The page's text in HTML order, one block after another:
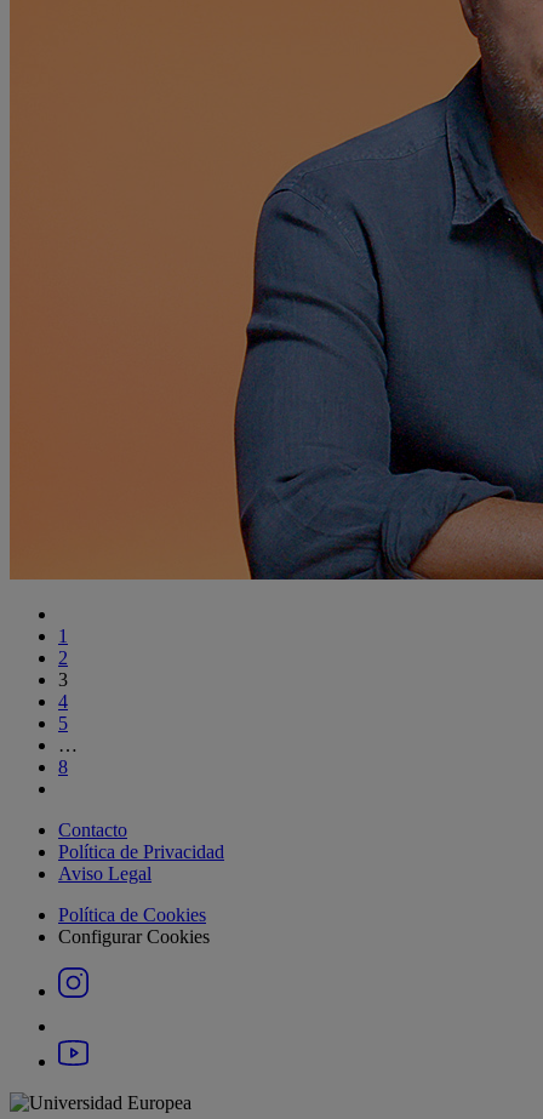
1
2
3
4
5
…
8
Contacto
Política de Privacidad
Aviso Legal
Política de Cookies
Configurar Cookies